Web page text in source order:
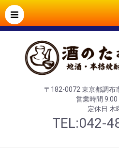
〒182-0072 東京都調布
営業時間
定休日 木
TEL:042-